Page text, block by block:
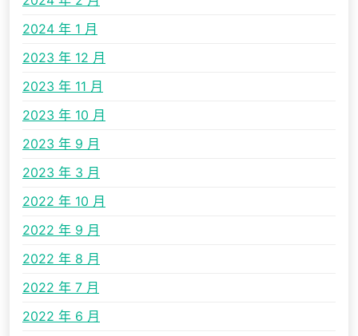
2024 年 1 月
2023 年 12 月
2023 年 11 月
2023 年 10 月
2023 年 9 月
2023 年 3 月
2022 年 10 月
2022 年 9 月
2022 年 8 月
2022 年 7 月
2022 年 6 月